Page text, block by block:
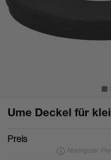
Ume Deckel für
Preis
Niedrigster